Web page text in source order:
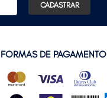
CADASTRAR
FORMAS DE PAGAMENTO